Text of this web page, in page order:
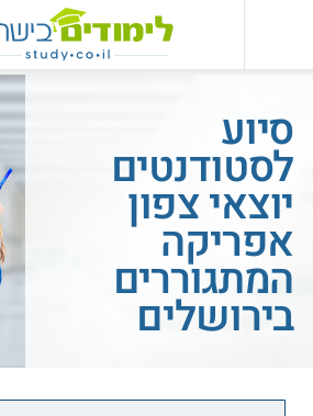
סיוע
לסטודנטים
יוצאי צפון
אפריקה
המתגוררים
בירושלים